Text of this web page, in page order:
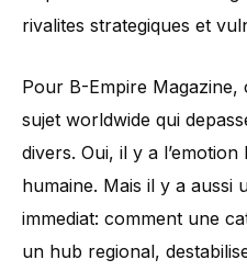
rivalites strategiques et
Pour B-Empire Magazine,
sujet worldwide qui
divers. Oui, il y a
humaine. Mais il y a aussi
immediat: comment une
un hub regional,